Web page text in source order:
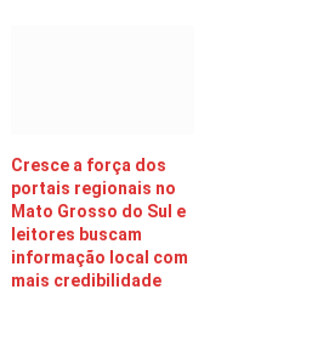
Cresce a força dos
portais regionais no
Mato Grosso do Sul e
leitores buscam
informação local com
mais credibilidade